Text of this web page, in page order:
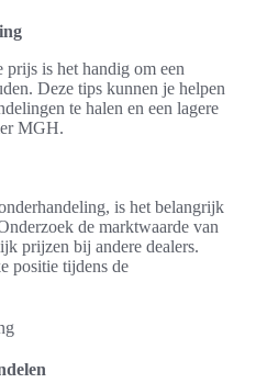
is het handig om een
Deze tips kunnen je helpen
te halen en een lagere
MGH.
is het belangrijk
de marktwaarde van
prijzen bij andere dealers.
positie tijdens de